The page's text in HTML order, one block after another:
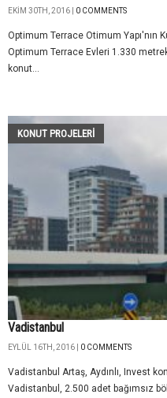
EKIM 30TH, 2016 | 0 COMMENTS
Optimum Terrace Otimum Yapı'nın
Optimum Terrace Evleri 1.330
konut...
KONUT PROJELERI
Vadistanbul
EYLÜL 16TH, 2016 | 0 COMMENTS
Vadistanbul Artaş, Aydınlı, Invest
Vadistanbul, 2.500 adet bağımsız